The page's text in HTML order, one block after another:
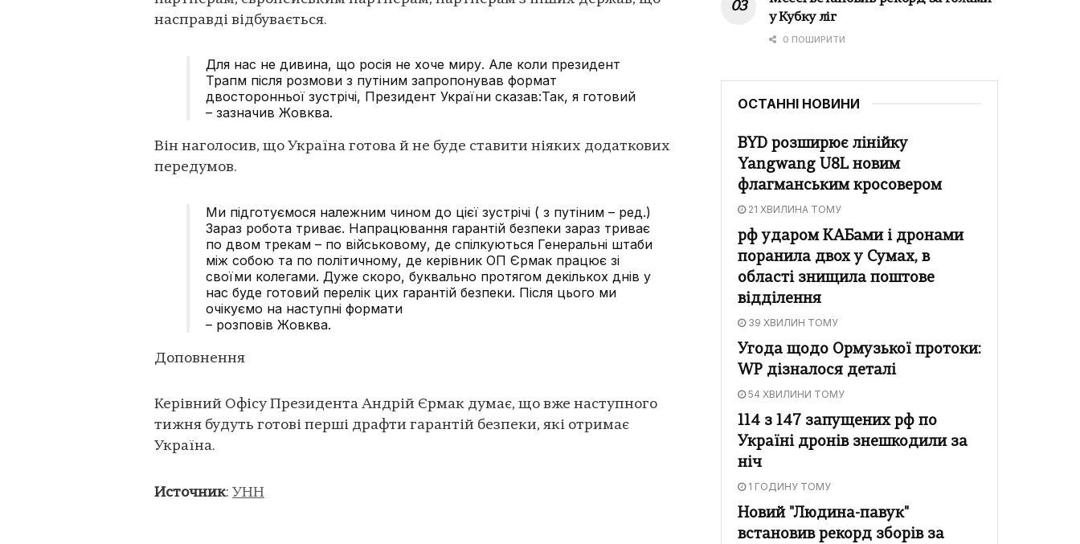
насправді відбувається.
Для нас не дивина, що росія не хоче миру. Але коли президент
Трапм після розмови з путіним запропонував формат
двосторонньої зустрічі, Президент України сказав:Так, я готовий
– зазначив Жовква.
Він наголосив, що Україна готова й не буде ставити ніяких додаткових
передумов.
Ми підготуємося належним чином до цієї зустрічі ( з путіним – ред.)
Зараз робота триває. Напрацювання гарантій безпеки зараз триває
по двом трекам – по військовому, де спілкуються Генеральні штаби
між собою та по політичному, де керівник ОП Єрмак працює зі
своїми колегами. Дуже скоро, буквально протягом декількох днів у
нас буде готовий перелік цих гарантій безпеки. Після цього ми
очікуємо на наступні формати
– розповів Жовква.
Доповнення
Керівний Офісу Президента Андрій Єрмак думає, що вже наступного
тижня будуть готові перші драфти гарантій безпеки, які отримає
Україна.
Источник: УНН
у Кубку ліг
0 ПОШИРИТИ
ОСТАННІ НОВИНИ
BYD розширює лінійку
Yangwang U8L новим
флагманським кросовером
21 ХВИЛИНА ТОМУ
рф ударом КАБами і дронами
поранила двох у Сумах, в
області знищила поштове
відділення
39 ХВИЛИН ТОМУ
Угода щодо Ормузької протоки:
WP дізналося деталі
54 ХВИЛИНИ ТОМУ
114 з 147 запущених рф по
Україні дронів знешкодили за
ніч
1 ГОДИНУ ТОМУ
Новий "Людина-павук"
встановив рекорд зборів за